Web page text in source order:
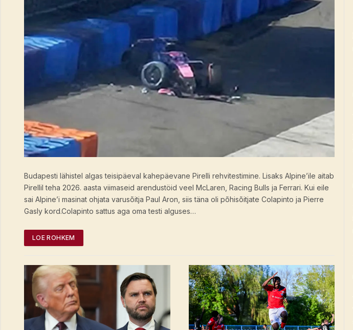
Budapesti lähistel algas teisipäeval kahepäevane Pirelli rehvitestimine. Lisaks Alpine’ile aitab
Pirellil teha 2026. aasta viimaseid arendustöid veel McLaren, Racing Bulls ja Ferrari. Kui eile
sai Alpine’i masinat ohjata varusõitja Paul Aron, siis täna oli põhisõitjate Colapinto ja Pierre
Gasly kord.Colapinto sattus aga oma testi alguses…
LOE ROHKEM